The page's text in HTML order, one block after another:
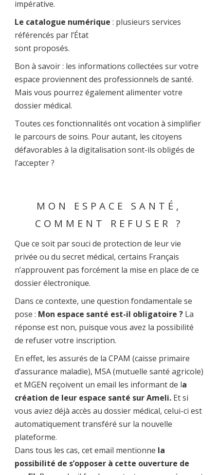
impérative.
Le catalogue numérique : plusieurs services
référencés par l’État
sont proposés.
Bon à savoir : les informations collectées sur votre
espace proviennent des professionnels de santé.
Mais vous pourrez également alimenter votre
dossier médical.
Toutes ces fonctionnalités ont vocation à simplifier
le parcours de soins. Pour autant, les citoyens
défavorables à la digitalisation sont-ils obligés de
l’accepter ?
MON ESPACE SANTÉ,
COMMENT REFUSER ?
Que ce soit par souci de protection de leur vie
privée ou du secret médical, certains Français
n’approuvent pas forcément la mise en place de ce
dossier électronique.
Dans ce contexte, une question fondamentale se
pose : Mon espace santé est-il obligatoire ? La
réponse est non, puisque vous avez la possibilité
de refuser votre inscription.
En effet, les assurés de la CPAM (caisse primaire
d’assurance maladie), MSA (mutuelle santé agricole)
et MGEN reçoivent un email les informant de la
création de leur espace santé sur Ameli. Et si
vous aviez déjà accès au dossier médical, celui-ci est
automatiquement transféré sur la nouvelle
plateforme.
Dans tous les cas, cet email mentionne la
possibilité de s’opposer à cette ouverture de